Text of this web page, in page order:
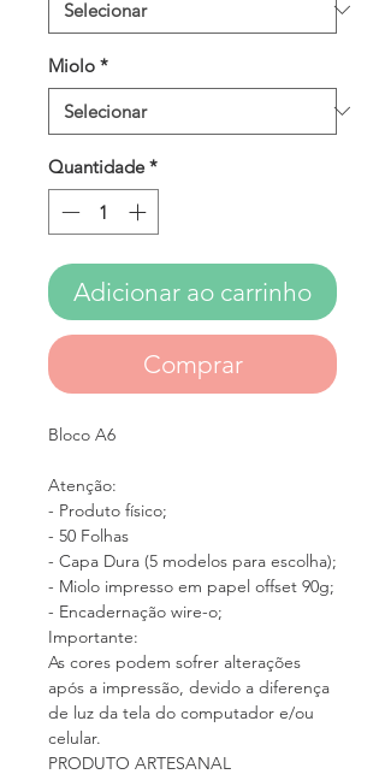
Miolo *
Quantidade *
Adicionar ao carrinho
Comprar
Bloco A6
Atenção:
- Produto físico;
- 50 Folhas
- Capa Dura (5 modelos para escolha);
- Miolo impresso em papel offset 90g;
- Encadernação wire-o;
Importante:
As cores podem sofrer alterações
após a impressão, devido a diferença
de luz da tela do computador e/ou
celular.
PRODUTO ARTESANAL